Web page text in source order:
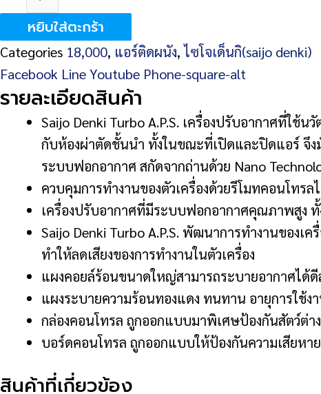
SAIJO-
DENKI
TURBO
A.P.S.
R32-
19,052
หยิบใส่ตะกร้า
Categories 18,000, แอร์ติดผนัง,ไซโจเด็นกิ(saijo denki)
Facebook LineYoutube Phone-square-alt
รายละเอียดสินค้า
Saijo Denki Turbo A.P.S. เครื่องปรับอากาศที่ใช้
กับห้องผ่าตัดชั้นนำ ทั้งในขณะที่เปิดและปิดแอร์ จึง
ระบบฟอกอากาศ สกัดจากถ่านด้วย Nano
ควบคุมการทำงานของตัวเครื่องด้วยรีโมทคอนโทร
เครื่องปรับอากาศที่มีระบบฟอกอากาศคุณภาพสูง
Saijo Denki Turbo A.P.S. พัฒนาการทำงานของ
ทำให้ลดเสียงของการทำงานในตัวเครื่อง
แผงคอยล์ร้อนขนาดใหญ่สามารถระบายอากาศได้ดี
แผงระบายความร้อนทองแดง ทนทาน อายุการใช้
กล่องคอนโทรล ถูกออกแบบมาพิเศษป้องกันสัตว์ต่
บอร์ดคอนโทรล ถูกออกแบบให้ป้องกันความเสียห
สินค้าที่เกี่ยวข้อง